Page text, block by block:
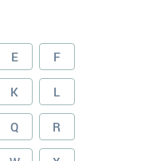
E F
K L
Q R